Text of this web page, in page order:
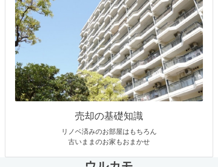
売却の基礎知識
リノベ済みのお部屋はもちろん
古いままのお家もおまかせ